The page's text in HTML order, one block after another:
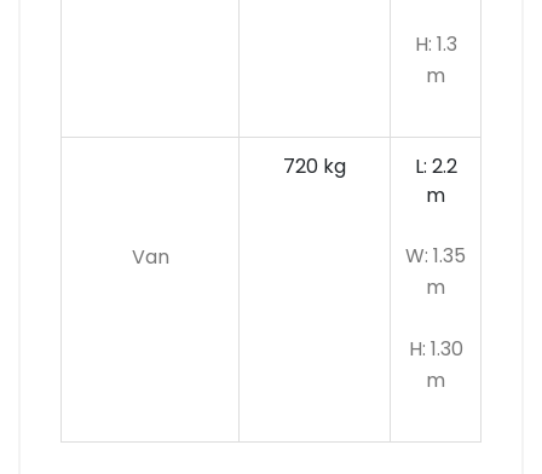
H: 1.3
m
Van
720 kg
L: 2.2
m
W: 1.35
m
H: 1.30
m